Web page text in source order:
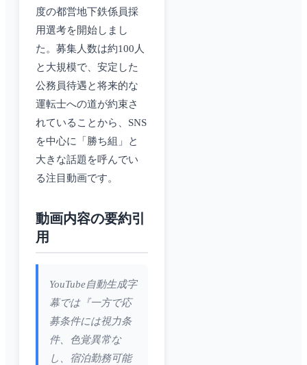
度の都営地下鉄係員採
用選考を開始しまし
た。募集人数は約100人
と大規模で、安定した
公務員待遇と将来的な
運転士への道が約束さ
れていることから、SNS
を中心に「勝ち組」と
大きな話題を呼んでい
る注目動画です。
動画内容の要約引
用
YouTube自動生成字
幕では『一方で応
募条件には視力条
件、色覚異常な
し、宿泊勤務可能